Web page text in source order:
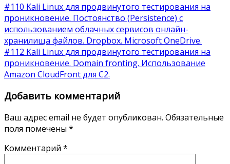
#110 Kali Linux для продвинутого тестирования на
проникновение. Постоянство (Persistence) с
использованием облачных сервисов онлайн-
хранилища файлов. Dropbox. Microsoft OneDrive.
#112 Kali Linux для продвинутого тестирования на
проникновение. Domain fronting. Использование
Amazon CloudFront для C2.
Добавить комментарий
Ваш адрес email не будет опубликован. Обязательные
поля помечены *
Комментарий *